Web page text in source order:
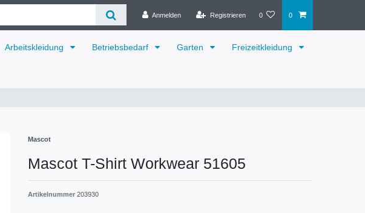
Anmelden Registrieren 0 0
Arbeitskleidung Betriebsbedarf Garten Freizeitkleidung
Mascot
Mascot T-Shirt Workwear 51605
Artikelnummer 203930